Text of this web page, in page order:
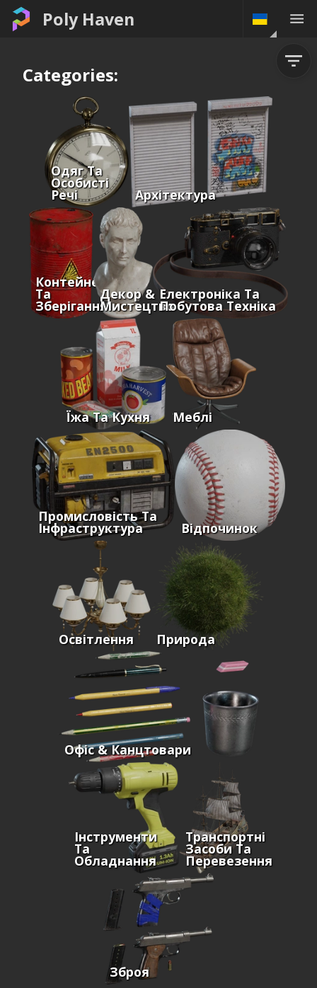
Poly Haven
Categories:
Одяг Та
Особисті
Речі Архітектура
Контейнери
Та
Зберігання
Декор &
Мистецтво
Електроніка Та
Побутова Техніка
Їжа Та Кухня Меблі
Промисловість Та
Інфраструктура Відпочинок
Освітлення Природа
Офіс & Канцтовари
Інструменти
Та
Обладнання
Транспортні
Засоби Та
Перевезення
Зброя